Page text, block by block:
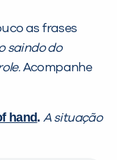
as frases
saindo do
Acompanhe
hand.A situação